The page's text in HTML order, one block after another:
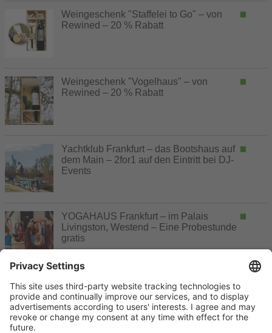
Weingeschenk "Staffelei to Go" – von
Rewined – 20 % Rabatt
Weingeschenk "Vogelhaus" – von
Rewined – 20 % Rabatt
Yachtklub Frankfurt – das Bootshaus auf
dem Main – 2for1 auf den Eintritt bei DJ-
Events
YOGAHAUS Frankfurt – im Palais
Livingston, Westend – Eine Probestunde
gratis
noch Kontingente frei, Buchung möglich
ausgebucht, keine Buchung mehr möglich
Gutschein
Buchung erst später möglich
ohne Buchung nutzbar